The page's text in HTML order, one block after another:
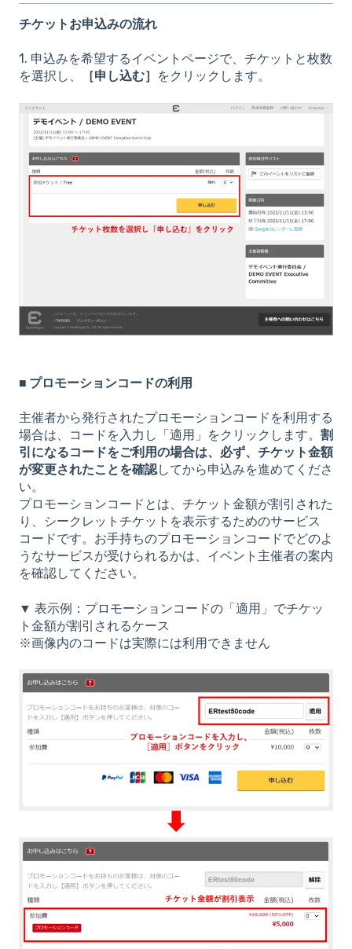
チケットお申込みの流れ
1. 申込みを希望するイベントページで、チケットと枚数
を選択し、
［申し込む］ をクリックします。
■ プロモーションコードの利用
主催者から発行されたプロモーションコードを利用する
場合は、コードを入力し「適用」をクリックします。 割
引になるコードをご利用の場合は、必ず、チケット金額
が変更されたことを確認してから申込みを進めてくださ
い。
プロモーションコードとは、チケット金額が割引された
り、シークレットチケットを表示するためのサービス
コードです。お手持ちのプロモーションコードでどのよ
うなサービスが受けられるかは、イベント主催者の案内
を確認してください。
▼ 表示例：プロモーションコードの「適用」でチケッ
ト金額が割引されるケース
※画像内のコードは実際には利用できません